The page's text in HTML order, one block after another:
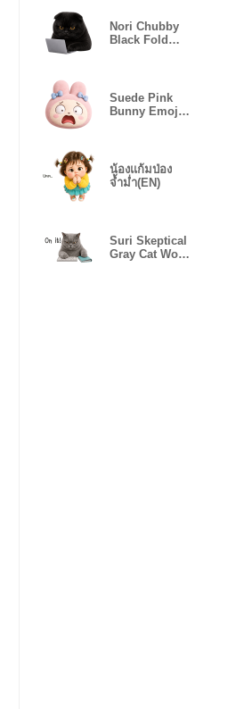
Nori Chubby
Black Fold
Suede Pink
Bunny Emoji
น้องแก้มป่อง
จ้ำม่ำ(EN)
Suri Skeptical
Gray Cat Work